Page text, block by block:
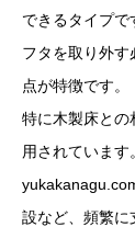
できるタイプで
フタを取り外
点が特徴です。
特に木製床との
用されています。
設など、頻繁に